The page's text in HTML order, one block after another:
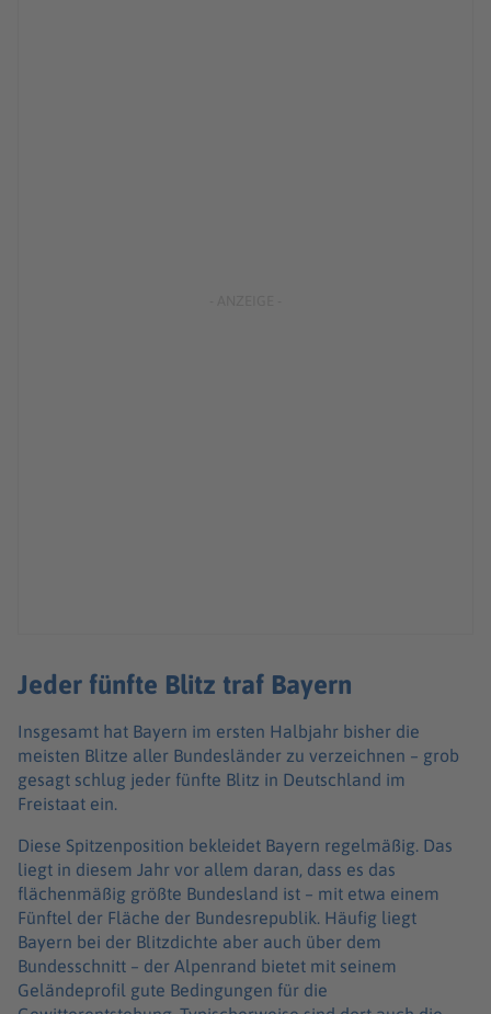
Jeder fünfte Blitz traf Bayern
Insgesamt hat Bayern im ersten Halbjahr bisher die
meisten Blitze aller Bundesländer zu verzeichnen – grob
gesagt schlug jeder fünfte Blitz in Deutschland im
Freistaat ein.
Diese Spitzenposition bekleidet Bayern regelmäßig. Das
liegt in diesem Jahr vor allem daran, dass es das
flächenmäßig größte Bundesland ist – mit etwa einem
Fünftel der Fläche der Bundesrepublik. Häufig liegt
Bayern bei der Blitzdichte aber auch über dem
Bundesschnitt – der Alpenrand bietet mit seinem
Geländeprofil gute Bedingungen für die